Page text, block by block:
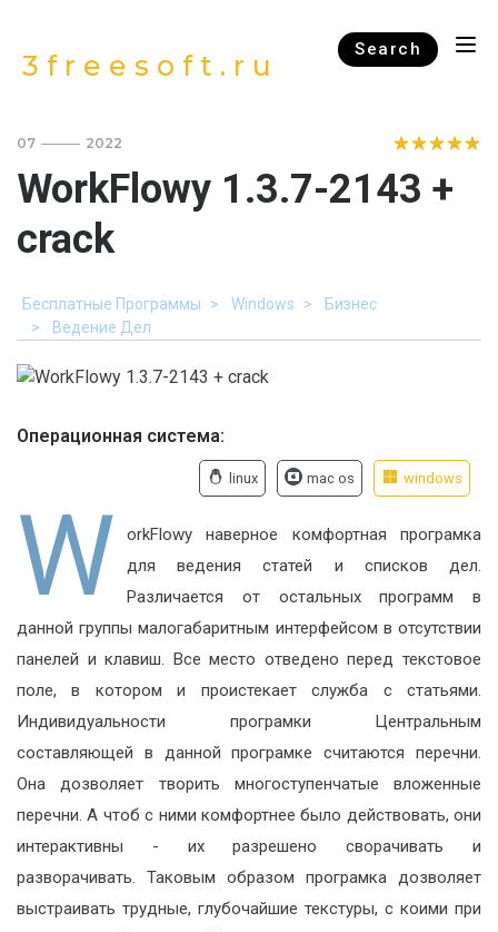
3freesoft.ru Search
07 2022
WorkFlowy 1.3.7-2143 +
crack
Бесплатные Программы Windows
Бизнес
Ведение Дел
Операционная система:
linux mac os windows
W
orkFlowy наверное комфортная програмка
для ведения статей и списков дел.
Различается от остальных программ в
данной группы малогабаритным интерфейсом в отсутствии
панелей и клавиш. Все место отведено перед текстовое
поле, в котором и проистекает служба с статьями.
Индивидуальности програмки Центральным
составляющей в данной програмке считаются перечни.
Она дозволяет творить многоступенчатые вложенные
перечни. А чтоб с ними комфортнее было действовать, они
интерактивны - их разрешено сворачивать и
разворачивать. Таковым образом програмка дозволяет
выстраивать трудные, глубочайшие текстуры, с коими при